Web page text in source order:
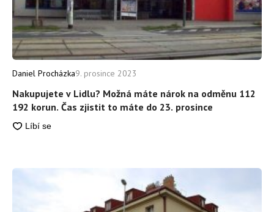
Nakupujete v Lidlu? Možná máte nárok na odměnu 112
192 korun. Čas zjistit to máte do 23. prosince
Daniel Procházka9. prosince 2023